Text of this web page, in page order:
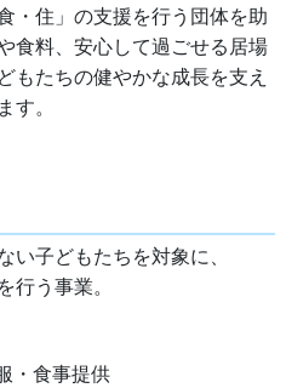
・住」の支援を行う団体を助
食料、安心して過ごせる居場
もたちの健やかな成長を支え
。
い子どもたちを対象に、
行う事業。
・食事提供